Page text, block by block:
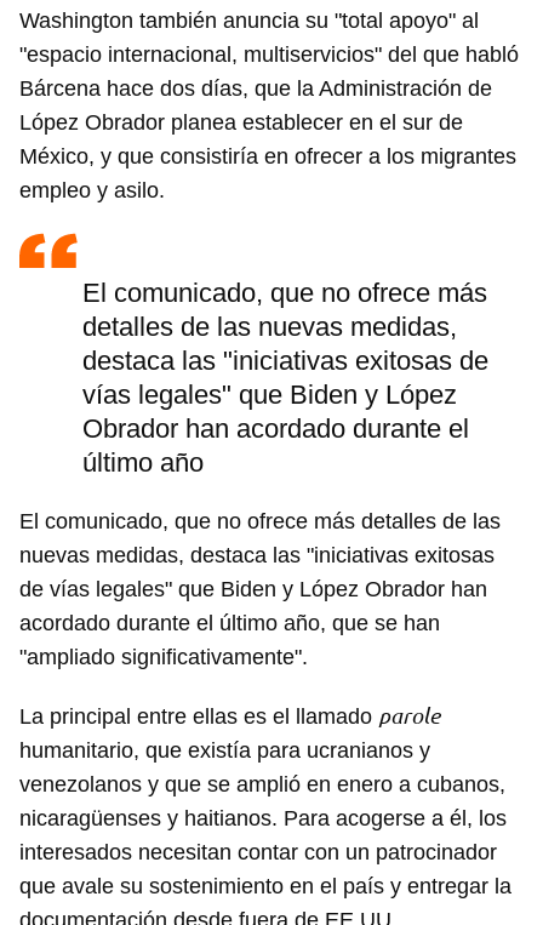
Washington también anuncia su "total apoyo" al
"espacio internacional, multiservicios" del que habló
Bárcena hace dos días, que la Administración de
López Obrador planea establecer en el sur de
México, y que consistiría en ofrecer a los migrantes
empleo y asilo.
El comunicado, que no ofrece más
detalles de las nuevas medidas,
destaca las "iniciativas exitosas de
vías legales" que Biden y López
Obrador han acordado durante el
último año
El comunicado, que no ofrece más detalles de las
nuevas medidas, destaca las "iniciativas exitosas
de vías legales" que Biden y López Obrador han
acordado durante el último año, que se han
"ampliado significativamente".
La principal entre ellas es el llamado parole
humanitario, que existía para ucranianos y
venezolanos y que se amplió en enero a cubanos,
nicaragüenses y haitianos. Para acogerse a él, los
interesados necesitan contar con un patrocinador
que avale su sostenimiento en el país y entregar la